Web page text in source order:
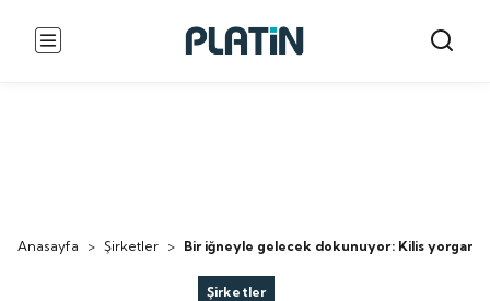
Anasayfa > Şirketler > Bir iğneyle gelecek dokunuyor: Kilis yorganı
Şirketler